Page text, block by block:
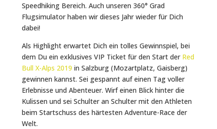
Speedhiking Bereich. Auch unseren 360° Grad
Flugsimulator haben wir dieses Jahr wieder für Dich
dabei!
Als Highlight erwartet Dich ein tolles Gewinnspiel, bei
dem Du ein exklusives VIP Ticket für den Start der Red
Bull X-Alps 2019 in Salzburg (Mozartplatz, Gaisberg)
gewinnen kannst. Sei gespannt auf einen Tag voller
Erlebnisse und Abenteuer. Wirf einen Blick hinter die
Kulissen und sei Schulter an Schulter mit den Athleten
beim Startschuss des härtesten Adventure-Race der
Welt.